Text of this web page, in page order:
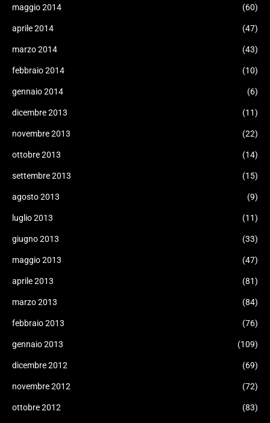
maggio 2014 (60)
aprile 2014 (47)
marzo 2014 (43)
febbraio 2014 (10)
gennaio 2014 (6)
dicembre 2013 (11)
novembre 2013 (22)
ottobre 2013 (14)
settembre 2013 (15)
agosto 2013 (9)
luglio 2013 (11)
giugno 2013 (33)
maggio 2013 (47)
aprile 2013 (81)
marzo 2013 (84)
febbraio 2013 (76)
gennaio 2013 (109)
dicembre 2012 (69)
novembre 2012 (72)
ottobre 2012 (83)